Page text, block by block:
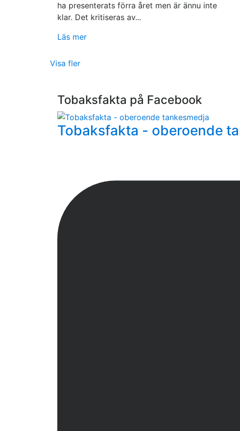
ha presenterats förra året men är ännu inte
klar. Det kritiseras av...
Läs mer
Visa fler
Tobaksfakta på Facebook
Tobaksfakta - oberoende